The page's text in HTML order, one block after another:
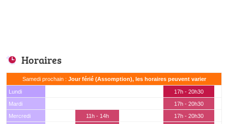
Horaires
Samedi prochain : Jour férié (Assomption), les horaires peuvent varier
Lundi
17h - 20h30
Mardi
17h - 20h30
Mercredi
11h - 14h
17h - 20h30